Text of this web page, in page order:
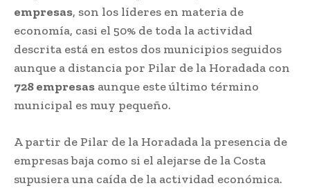
empresas, son los líderes en materia de
economía, casi el 50% de toda la actividad
descrita está en estos dos municipios seguidos
aunque a distancia por Pilar de la Horadada con
728 empresas aunque este último término
municipal es muy pequeño.
A partir de Pilar de la Horadada la presencia de
empresas baja como si el alejarse de la Costa
supusiera una caída de la actividad económica.